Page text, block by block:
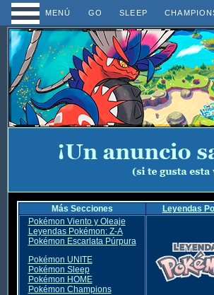
MENÚ GO SLEEP
Más Secciones Leyendas
Pokémon Viento y Oleaje
Leyendas Pokémon: Z-A
Pokémon Escarlata Púrpura
Pokémon UNITE
Pokémon Sleep
Pokémon HOME
Pokémon Champions